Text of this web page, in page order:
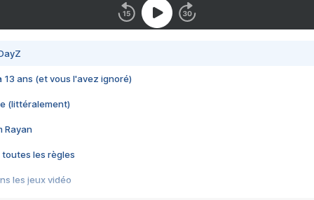
13 ans (et vous l'avez ignoré)
(littéralement)
Rayan
toutes les règles
les jeux vidéo